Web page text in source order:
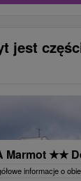
jest
Marmot ★★
informacje o